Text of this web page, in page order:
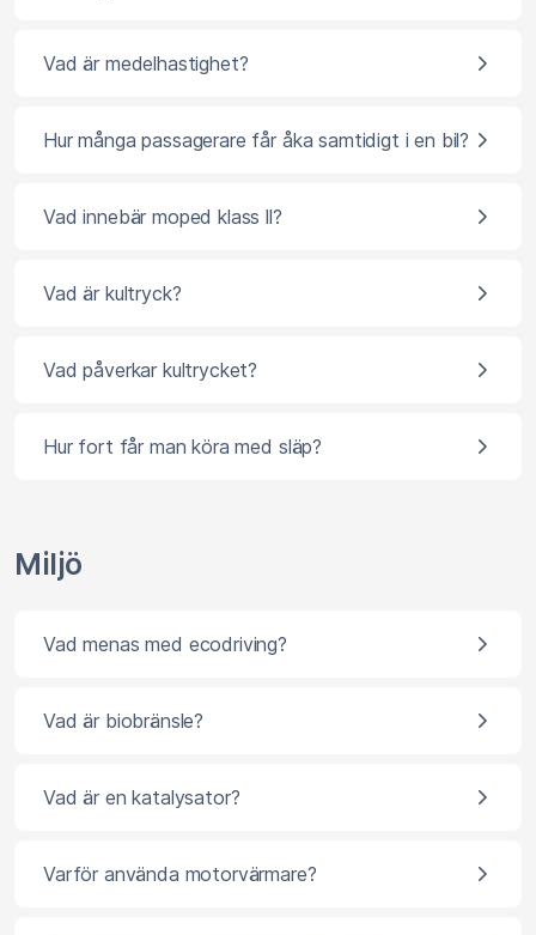
Vad är medelhastighet?
Hur många passagerare får åka samtidigt i en bil?
Vad innebär moped klass ll?
Vad är kultryck?
Vad påverkar kultrycket?
Hur fort får man köra med släp?
Miljö
Vad menas med ecodriving?
Vad är biobränsle?
Vad är en katalysator?
Varför använda motorvärmare?